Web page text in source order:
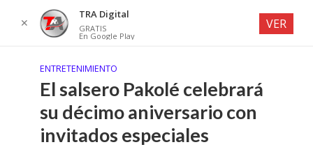
ENTRETENIMIENTO
El salsero Pakolé celebrará
su décimo aniversario con
invitados especiales
✕
TRA Digital
GRATIS
En Google Play
VER